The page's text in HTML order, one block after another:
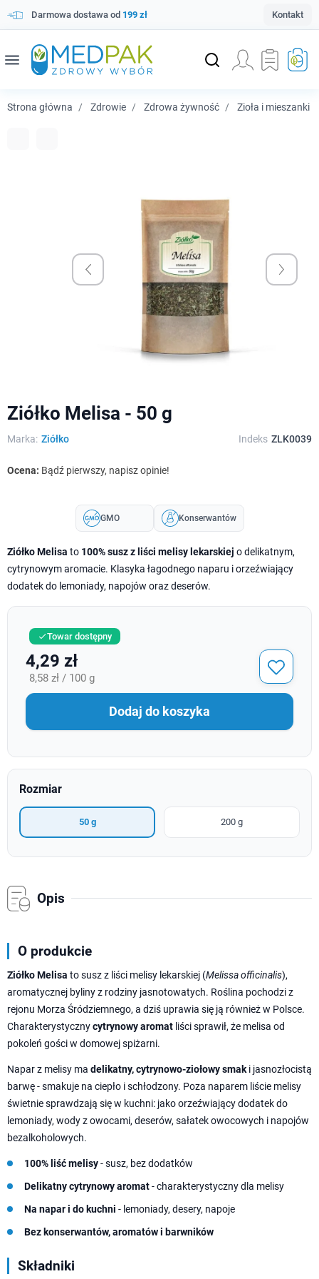
Darmowa dostawa od 199 zł Kontakt
menu
Strona główna Zdrowie Zdrowa żywność Zioła i mieszanki
Ziółko Melisa - 50 g
Marka: Ziółko Indeks ZLK0039
Ocena: Bądź pierwszy, napisz opinie!
GMO Konserwantów
Ziółko Melisa to 100% susz z liści melisy lekarskiej o delikatnym,
cytrynowym aromacie. Klasyka łagodnego naparu i orzeźwiający
dodatek do lemoniady, napojów oraz deserów.
Towar dostępny
4,29 zł
8,58 zł / 100 g
Dodaj do koszyka
Rozmiar
50 g 200 g
Opis
O produkcie
Ziółko Melisa to susz z liści melisy lekarskiej (Melissa officinalis),
aromatycznej byliny z rodziny jasnotowatych. Roślina pochodzi z
rejonu Morza Śródziemnego, a dziś uprawia się ją również w Polsce.
Charakterystycznycytrynowy aromat liści sprawił, że melisa od
pokoleń gości w domowej spiżarni.
Napar z melisy ma delikatny, cytrynowo-ziołowy smak i jasnozłocistą
barwę - smakuje na ciepło i schłodzony. Poza naparem liście melisy
świetnie sprawdzają się w kuchni: jako orzeźwiający dodatek do
lemoniady, wody z owocami, deserów, sałatek owocowych i napojów
bezalkoholowych.
100% liść melisy- susz, bez dodatków
Delikatny cytrynowy aromat- charakterystyczny dla melisy
Na napar i do kuchni - lemoniady, desery, napoje
Bez konserwantów, aromatów i barwników
Składniki